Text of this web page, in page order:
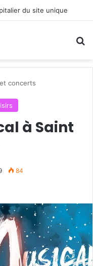
du site unique
concerts
à Saint
84